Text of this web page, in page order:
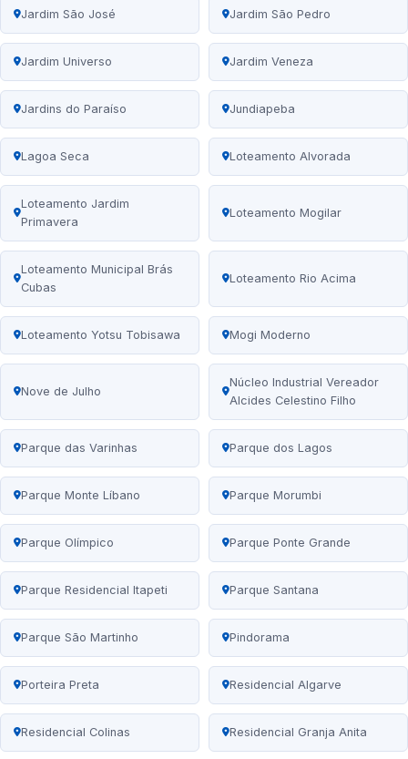
Jardim São José Jardim São Pedro
Jardim Universo Jardim Veneza
Jardins do Paraíso Jundiapeba
Lagoa Seca Loteamento Alvorada
Loteamento Jardim
Primavera
Loteamento Mogilar
Loteamento Municipal Brás
Cubas
Loteamento Rio Acima
Loteamento Yotsu Tobisawa Mogi Moderno
Nove de Julho
Núcleo Industrial Vereador
Alcides Celestino Filho
Parque das Varinhas Parque dos Lagos
Parque Monte Líbano Parque Morumbi
Parque Olímpico Parque Ponte Grande
Parque Residencial Itapeti Parque Santana
Parque São Martinho Pindorama
Porteira Preta Residencial Algarve
Residencial Colinas Residencial Granja Anita